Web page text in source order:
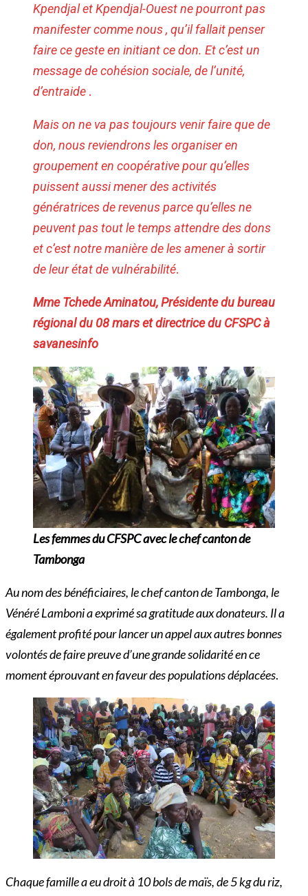
Kpendjal et Kpendjal-Ouest ne pourront pas
manifester comme nous , qu’il fallait penser
faire ce geste en initiant ce don. Et c’est un
message de cohésion sociale, de l’unité,
d’entraide .
Mais on ne va pas toujours venir faire que de
don, nous reviendrons les organiser en
groupement en coopérative pour qu’elles
puissent aussi mener des activités
génératrices de revenus parce qu’elles ne
peuvent pas tout le temps attendre des dons
et c’est notre manière de les amener à sortir
de leur état de vulnérabilité.
Mme Tchede Aminatou, Présidente du bureau
régional du 08 mars et directrice du CFSPC à
savanesinfo
Les femmes du CFSPC avec le chef canton de
Tambonga
Au nom des bénéficiaires, le chef canton de Tambonga, le
Vénéré Lamboni a exprimé sa gratitude aux donateurs. Il a
également profité pour lancer un appel aux autres bonnes
volontés de faire preuve d’une grande solidarité en ce
moment éprouvant en faveur des populations déplacées.
Chaque famille a eu droit à 10 bols de maïs, de 5 kg du riz,